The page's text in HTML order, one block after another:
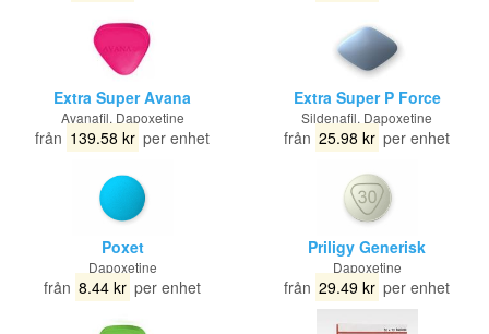
Extra Super Avana
Avanafil, Dapoxetine
från 139.58 kr per enhet
Extra Super P Force
Sildenafil, Dapoxetine
från 25.98 kr per enhet
Poxet
Dapoxetine
från 8.44 kr per enhet
Priligy Generisk
Dapoxetine
från 29.49 kr per enhet